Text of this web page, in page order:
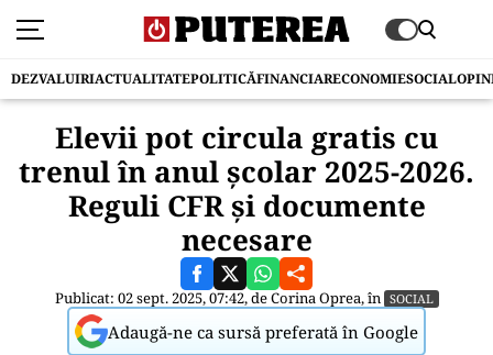
DEZVALUIRIACTUALITATEPOLITICĂFINANCIARECONOMIESOCIAL
Elevii pot circula gratis cu
trenul în anul școlar 2025-2026.
Reguli CFR și documente
necesare
Publicat: 02 sept. 2025, 07:42, deCorina Oprea, în SOCIAL
Adaugă-ne ca sursă preferată în Google